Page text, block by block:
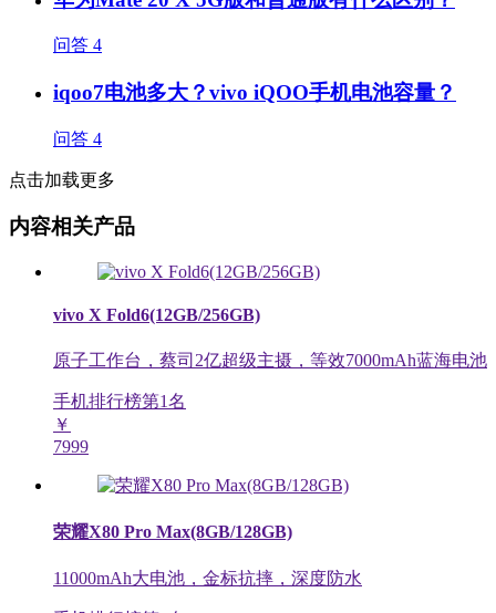
问答 4
iqoo7电池多大？vivo iQOO手机电池容量？
问答 4
点击加载更多
内容相关产品
vivo X Fold6(12GB/256GB)
原子工作台，蔡司2亿超级主摄，等效7000mAh蓝海电池
手机排行榜第1名
￥
7999
荣耀X80 Pro Max(8GB/128GB)
11000mAh大电池，金标抗摔，深度防水